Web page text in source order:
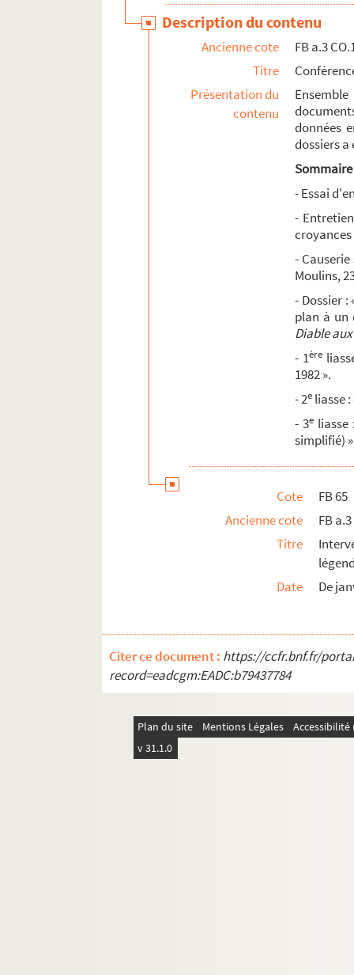
Description du contenu
Ancienne cote
FB a.3
Titre
Présentation du
contenu
données
dossiers
Sommaire
- Essai
-
-
Moulins,
- Dossier
plan à un
Diable
- 1ère
1982 ».
- 2e liasse
- 3e liasse
simplifié)
Cote
FB 65
Ancienne cote
FB
Titre
Date
De
Citer ce document : https://ccfr.bnf.fr/
record=eadcgm:EADC:b79437784
Plan du site Mentions Légales
v 31.1.0